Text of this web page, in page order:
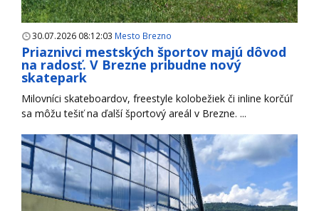
30.07.2026 08:12:03 Mesto Brezno
Priaznivci mestských športov majú dôvod
na radosť. V Brezne pribudne nový
skatepark
Milovníci skateboardov, freestyle kolobežiek či inline korčúľ
sa môžu tešiť na ďalší športový areál v Brezne. ...